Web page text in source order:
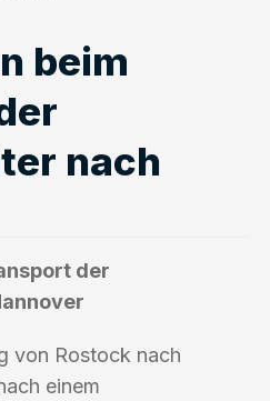
beim
nach
der
von Rostock nach
einem